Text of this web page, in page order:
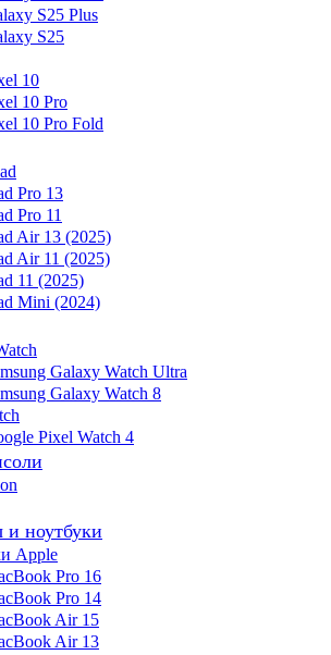
S25 Plus
S25
10
10 Pro
10 Pro Fold
Pro 13
Pro 11
Air 13 (2025)
Air 11 (2025)
11 (2025)
Mini (2024)
Galaxy Watch Ultra
Galaxy Watch 8
Pixel Watch 4
ноутбуки
Apple
Pro 16
Pro 14
Air 15
Air 13